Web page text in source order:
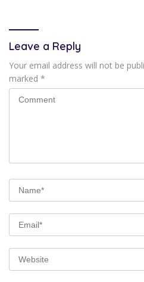
Leave a Reply
Your email address will not be
marked *